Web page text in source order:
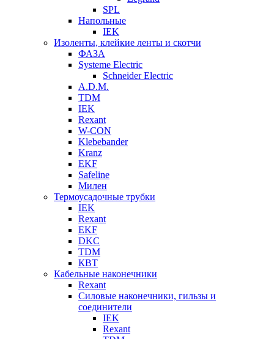
SPL
Напольные
IEK
Изоленты, клейкие ленты и скотчи
ФАЗА
Systeme Electric
Schneider Electric
A.D.M.
TDM
IEK
Rexant
W-CON
Klebebander
Kranz
EKF
Safeline
Милен
Термоусадочные трубки
IEK
Rexant
EKF
DKC
TDM
КВТ
Кабельные наконечники
Rexant
Силовые наконечники, гильзы и
соединители
IEK
Rexant